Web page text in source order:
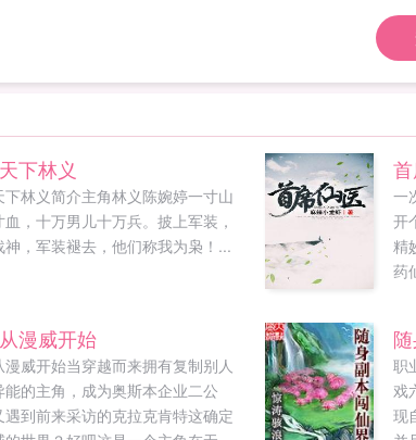
下林义
下林义简介主角林义陈婉婷一寸山
，十万男儿十万兵。披上军装，
神，军装褪去，他们称我为枭！...
一
开
精
药
容
漫威开始
漫威开始当穿越而来拥有复制别人
能的主角，成为奥斯本企业二公
遇到前来采访的克拉克肯特这确定
职
戏
现